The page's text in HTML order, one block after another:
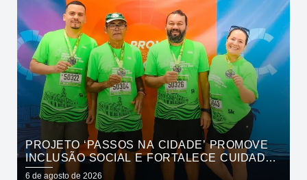
PROJETO ‘PASSOS NA CIDADE’ PROMOVE
INCLUSÃO SOCIAL E FORTALECE CUIDADO
EM SAÚDE MENTAL POR MEIO DA CORRIDA
6 de agosto de 2026